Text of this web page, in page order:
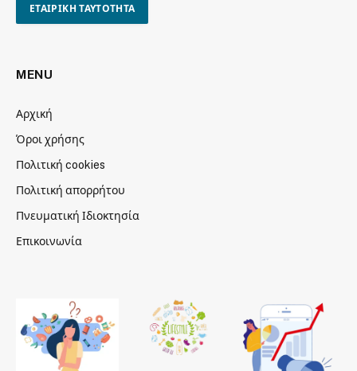
ΕΤΑΙΡΙΚΗ ΤΑΥΤΟΤΗΤΑ
MENU
Αρχική
Όροι χρήσης
Πολιτική cookies
Πολιτική απορρήτου
Πνευματική Ιδιοκτησία
Επικοινωνία